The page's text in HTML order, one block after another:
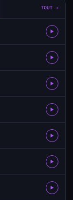
TOUT →
▶
▶
▶
▶
▶
▶
▶